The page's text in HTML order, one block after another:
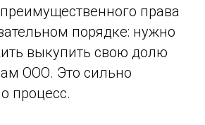
права
порядке: нужно
выкупить свою долю
ООО. Это сильно
процесс.